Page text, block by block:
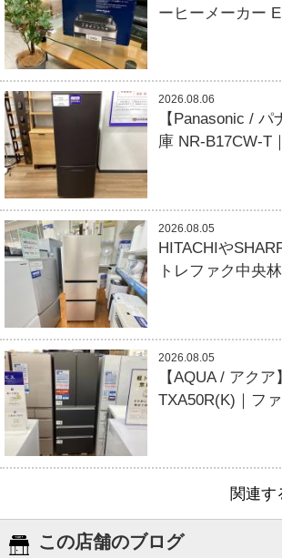
ーヒーメーカー
2026.08.06
【Panasonic /
庫 NR-B17CW-T
2026.08.05
HITACHIや
トレファク中央
2026.08.05
【AQUA / アク
TXA50R(K)｜フ
関連す
この店舗のブログ